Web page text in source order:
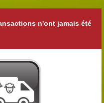
n'ont jamais été